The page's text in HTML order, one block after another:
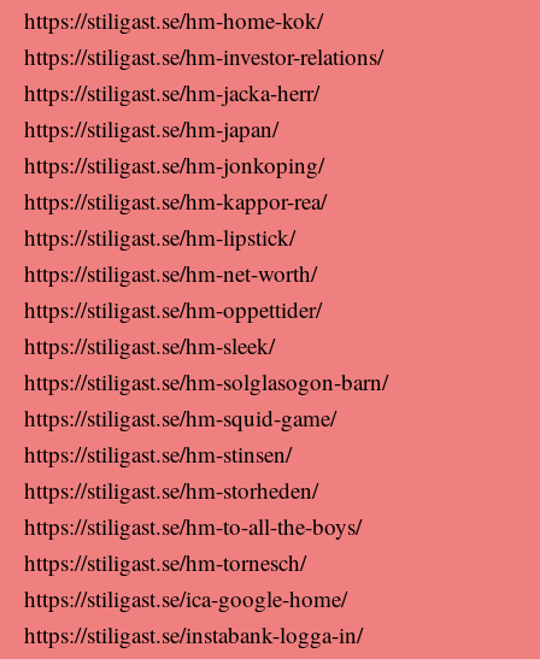
https://stiligast.se/hm-home-kok/
https://stiligast.se/hm-investor-relations/
https://stiligast.se/hm-jacka-herr/
https://stiligast.se/hm-japan/
https://stiligast.se/hm-jonkoping/
https://stiligast.se/hm-kappor-rea/
https://stiligast.se/hm-lipstick/
https://stiligast.se/hm-net-worth/
https://stiligast.se/hm-oppettider/
https://stiligast.se/hm-sleek/
https://stiligast.se/hm-solglasogon-barn/
https://stiligast.se/hm-squid-game/
https://stiligast.se/hm-stinsen/
https://stiligast.se/hm-storheden/
https://stiligast.se/hm-to-all-the-boys/
https://stiligast.se/hm-tornesch/
https://stiligast.se/ica-google-home/
https://stiligast.se/instabank-logga-in/